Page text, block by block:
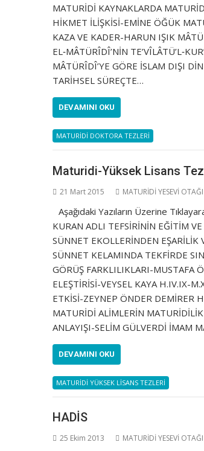
MATURİDİ KAYNAKLARDA
HİKMET İLİŞKİSİ-EMİNE ÖĞÜK
KAZA VE KADER-HARUN IŞIK
EL‐MÂTÜRÎDÎ’NİN
MÂTÜRÎDÎ’YE GÖRE İSLAM DIŞI
TARİHSEL SÜREÇTE…
DEVAMINI OKU
MATURİDİ DOKTORA TEZLERİ
Maturidi-Yüksek Lisans
21 Mart 2015 MATURİDİ YESEVİ OTAĞI
Aşağıdaki Yazıların Üzerine
KURAN ADLI TEFSİRİNİN EĞİTİM
SÜNNET EKOLLERİNDEN
SÜNNET KELAMINDA TEKFİRDE
GÖRÜŞ FARKLILIKLARI-MUSTAFA
ELEŞTİRİSİ-VEYSEL KAYA H.IV.IX-
ETKİSİ-ZEYNEP ÖNDER DEMİRER
MATURİDİ ALİMLERİN
ANLAYIŞI-SELİM GÜLVERDİ İMAM
DEVAMINI OKU
MATURİDİ YÜKSEK LİSANS TEZLERİ
HADİS
25 Ekim 2013 MATURİDİ YESEVİ OTAĞI